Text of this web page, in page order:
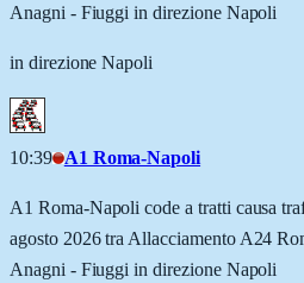
Anagni - Fiuggi in direzione Napoli
in direzione Napoli
10:39 A1 Roma-Napoli
A1 Roma-Napoli code a tratti causa
agosto 2026 tra Allacciamento A24
Anagni - Fiuggi in direzione Napoli